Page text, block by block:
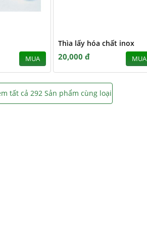
MUA
Thìa lấy hóa chất inox
20,000 đ MUA
tất cả 292 Sản phẩm cùng loại